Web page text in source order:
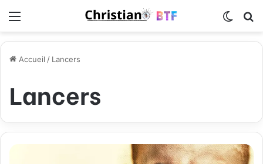
Accueil / Lancers
Lancers